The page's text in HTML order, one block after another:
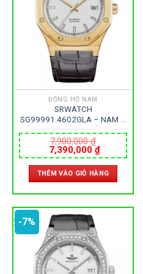
₫.
ĐỒNG HỒ NAM
SRWATCH
SG99991.4602GLA – NAM –
AUTOMATIC – SIZE 41MM –
MÁY NHẬT
7,900,000₫
Giá
gốc
là:
7,900,000 ₫.
7,390,000₫Giá
hiện
tại
là:
THÊM VÀO GIỎ HÀNG
-7%